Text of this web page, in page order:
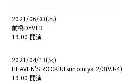
2021/06/03(木)
前橋DYVER
19:00 開演
2021/04/13(火)
HEAVEN'S ROCK Utsunomiya 2/3(VJ-4)
19:00 開演